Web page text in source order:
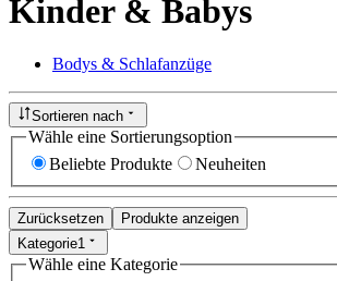
Kinder & Babys
Bodys & Schlafanzüge
Sortieren nach
Wähle eine Sortierungsoption
Beliebte Produkte
Neuheiten
Zurücksetzen
Produkte anzeigen
Kategorie1
Wähle eine Kategorie